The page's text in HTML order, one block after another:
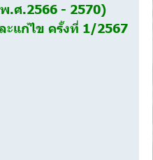
ศ.2566 - 2570)
ะแก้ไข ครั้งที่ 1/2567